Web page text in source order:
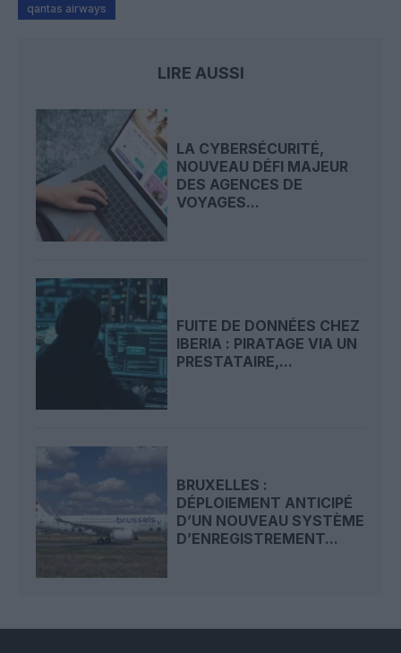
qantas airways
LIRE AUSSI
LA CYBERSÉCURITÉ,
NOUVEAU DÉFI MAJEUR
DES AGENCES DE
VOYAGES...
FUITE DE DONNÉES CHEZ
IBERIA : PIRATAGE VIA UN
PRESTATAIRE,...
BRUXELLES :
DÉPLOIEMENT ANTICIPÉ
D’UN NOUVEAU SYSTÈME
D’ENREGISTREMENT...